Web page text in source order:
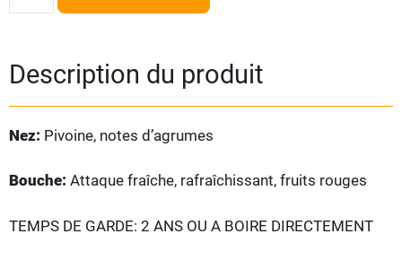
Description du produit
Nez: Pivoine, notes d’agrumes
Bouche: Attaque fraîche, rafraîchissant, fruits rouges
TEMPS DE GARDE: 2 ANS OU A BOIRE DIRECTEMENT